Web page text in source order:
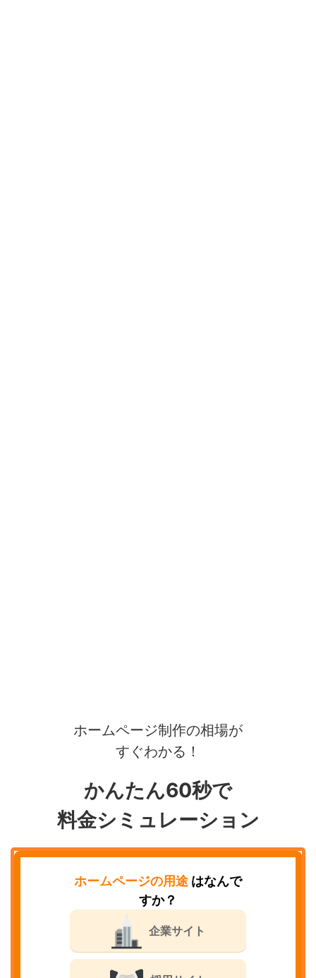
ホームページ制作の相場が
すぐわかる！
かんたん60秒で
料金シミュレーション
ホームページの用途 はなんで
すか？
企業サイト